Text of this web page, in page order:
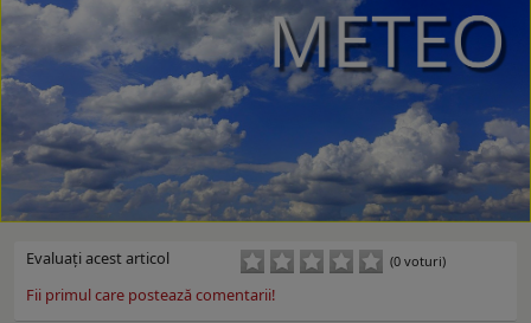
Evaluaţi acest articol (0 voturi)
Fii primul care postează comentarii!